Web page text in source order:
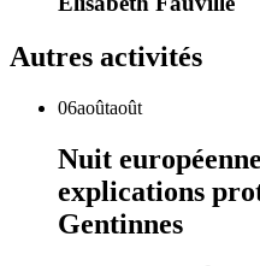
Autres activités
06aoûtaoût
Nuit
explications
Gentinnes